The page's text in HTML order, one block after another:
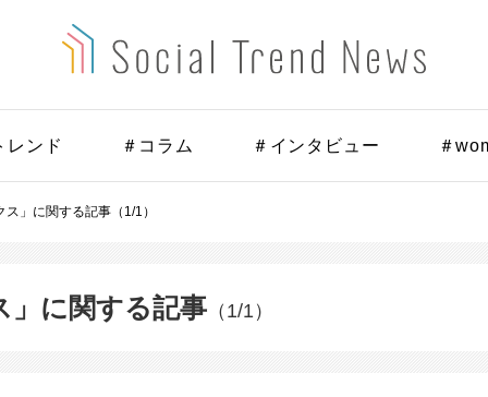
レンド ＃コラム ＃インタビュー ＃
」に関する記事（1/1）
」に関する記事 （1/1）